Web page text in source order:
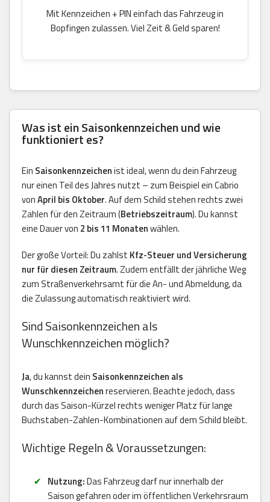
Mit Kennzeichen + PIN einfach das Fahrzeug in
Bopfingen zulassen. Viel Zeit & Geld sparen!
Was ist ein Saisonkennzeichen und wie
funktioniert es?
Ein Saisonkennzeichenist ideal, wenn du dein Fahrzeug
nur einen Teil des Jahres nutzt – zum Beispiel ein Cabrio
vonApril bis Oktober. Auf dem Schild stehen rechts zwei
Zahlen für den Zeitraum (Betriebszeitraum). Du kannst
eine Dauer von 2 bis 11 Monatenwählen.
Der große Vorteil: Du zahlst Kfz-Steuer und Versicherung
nur für diesen Zeitraum. Zudem entfällt der jährliche Weg
zum Straßenverkehrsamt für die An- und Abmeldung, da
die Zulassung automatisch reaktiviert wird.
Sind Saisonkennzeichen als
Wunschkennzeichen möglich?
Ja, du kannst dein Saisonkennzeichen als
Wunschkennzeichenreservieren. Beachte jedoch, dass
durch das Saison-Kürzel rechts weniger Platz für lange
Buchstaben-Zahlen-Kombinationen auf dem Schild bleibt.
Wichtige Regeln & Voraussetzungen:
Nutzung:Das Fahrzeug darf nur innerhalb der
Saison gefahren oder im öffentlichen Verkehrsraum